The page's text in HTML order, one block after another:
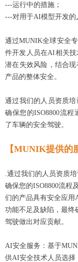
---运行中的措施；
---对用于AI模型开发的
通过MUNIK全球安全
件开发人员在AI相关
潜在失效风险，结合
产品的整体安全。
通过我们的人员资质
确保您的ISO8800流
了车辆的安全驾驶。
【MUNIK提供的
.通过我们 的人员资质培
确保您的ISO8800流程
们的产品具有安全应
功能不足及缺陷，最终
驾驶做出对应贡献。
AI安全服务：基于
供AI安全技术人员选择